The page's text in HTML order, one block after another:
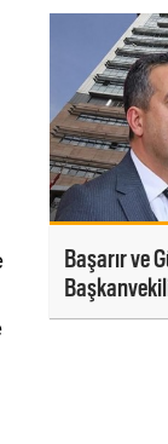
Başarır ve